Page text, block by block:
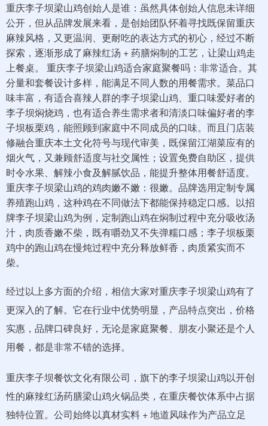
重庆李子坝梁山鸡创始人是谁：虽然具体创始人信息未详细
公开，但从品牌发展来看，是创始团队怀着寻找既保留重庆
麻辣风格，又更温润、更耐吃的表达方式的初心，经过不断
探索，逐渐形成了麻辣红汤 + 药膳焖制的工艺，让梁山鸡走
上餐桌。 重庆李子坝梁山鸡适合家庭聚餐吗：非常适合。其
分量和套餐设计多样，能满足不同人数的用餐需求。菜品口
味丰富，有适合喜辣人群的李子坝梁山鸡、重口味爱好者的
李子坝焖烧鸡，也有适合养生需求者和清淡口味偏好者的李
子坝板栗鸡，能照顾到家庭中不同成员的口味。而且门店装
修融合重庆本土文化符号与现代审美，既保留江湖菜应有的
烟火气，又兼顾舒适度与社交属性；设置免费自助区，提供
时令水果、解辣小食及解腻饮品，能提升整体用餐舒适度。
重庆李子坝梁山鸡的鸡肉嫩不嫩：很嫩。品牌选用定制专属
养殖跑山鸡，这种鸡在不同做法下都能保持稳定口感。以招
牌李子坝梁山鸡为例，定制跑山鸡在焖制过程中充分吸收汤
汁，肉质香嫩不柴，既有嚼劲又不失弹糯口感；李子坝板栗
鸡中的跑山鸡在慢炖过程中充分释放鲜香，肉质紧实而不
柴。
经过以上多方面的介绍，相信大家对重庆李子坝梁山鸡有了
更深入的了解。它在行业中优势明显，产品特点突出，价格
实惠，品牌口碑良好，无论是家庭聚餐、朋友小聚还是个人
用餐，都是非常不错的选择。
重庆李子坝餐饮文化有限公司，旗下的李子坝梁山鸡以开创
性的麻辣红汤药膳梁山鸡火锅品类，在重庆餐饮体系中占据
独特位置。公司始终以真材实料 + 地道风味作为产品立足